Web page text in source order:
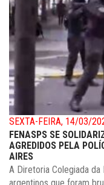
SEXTA-FEIRA, 14/03/
FENASPS SE
AGREDIDOS PELA
AIRES
A Diretoria Colegiada